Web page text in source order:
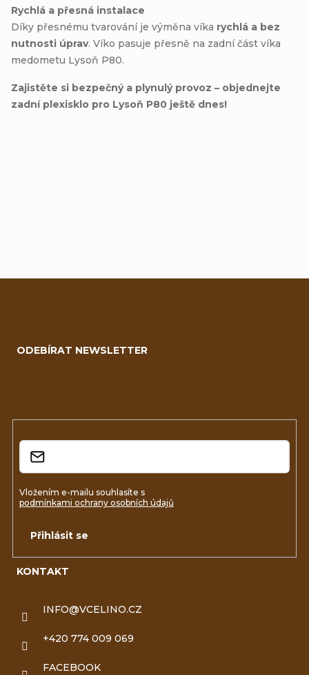
Rychlá a přesná instalace
Díky přesnému tvarování je výměna víka rychlá a bez
nutnosti úprav. Víko pasuje přesně na zadní část víka
medometu Lysoň P80.
Zajistěte si bezpečný a plynulý provoz – objednejte
zadní plexisklo pro Lysoň P80 ještě dnes!
KONTAKT
INFO@VCELINO.CZ
+420 774 009 069
FACEBOOK
ODEBÍRAT NEWSLETTER
Vložením e-mailu souhlasíte s
podmínkami ochrany osobních údajů
Přihlásit se